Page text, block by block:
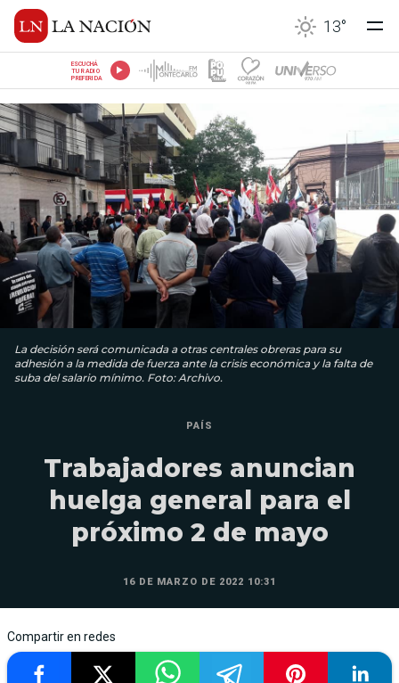
13°
ESCUCHÁ
TU RADIO
PREFERIDA
La decisión será comunicada a otras centrales obreras para su
adhesión a la medida de fuerza ante la crisis económica y la falta de
suba del salario mínimo. Foto: Archivo.
PAÍS
Trabajadores anuncian
huelga general para el
próximo 2 de mayo
16 DE MARZO DE 2022 10:31
Compartir en redes